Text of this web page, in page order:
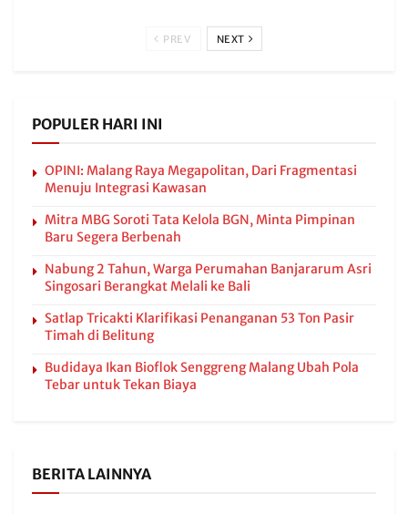
PREV NEXT
POPULER HARI INI
OPINI: Malang Raya Megapolitan, Dari Fragmentasi
Menuju Integrasi Kawasan
Mitra MBG Soroti Tata Kelola BGN, Minta Pimpinan
Baru Segera Berbenah
Nabung 2 Tahun, Warga Perumahan Banjararum Asri
Singosari Berangkat Melali ke Bali
Satlap Tricakti Klarifikasi Penanganan 53 Ton Pasir
Timah di Belitung
Budidaya Ikan Bioflok Senggreng Malang Ubah Pola
Tebar untuk Tekan Biaya
BERITA LAINNYA